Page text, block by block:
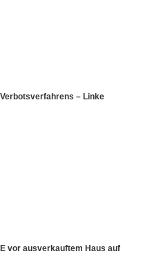
– Linke
vor ausverkauftem Haus auf